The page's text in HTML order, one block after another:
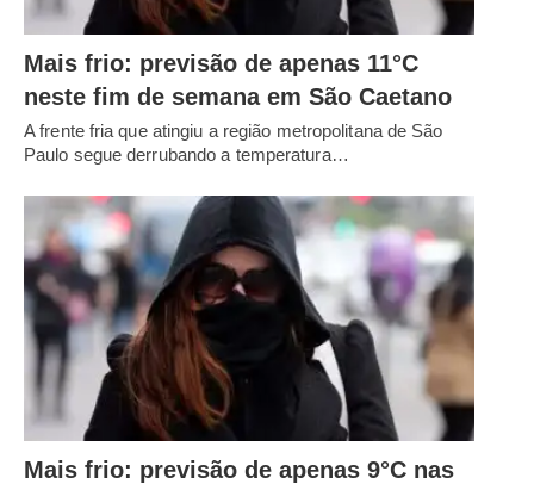
Mais frio: previsão de apenas 11°C
neste fim de semana em São Caetano
A frente fria que atingiu a região metropolitana de São
Paulo segue derrubando a temperatura…
Mais frio: previsão de apenas 9°C nas